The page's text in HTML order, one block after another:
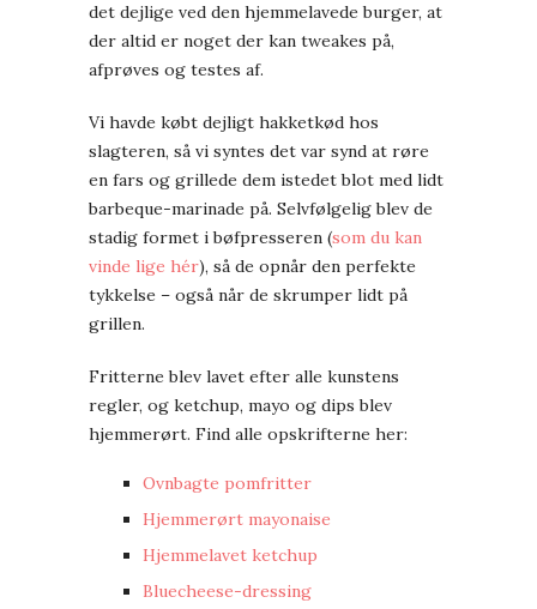
det dejlige ved den hjemmelavede burger, at
der altid er noget der kan tweakes på,
afprøves og testes af.
Vi havde købt dejligt hakketkød hos
slagteren, så vi syntes det var synd at røre
en fars og grillede dem istedet blot med lidt
barbeque-marinade på. Selvfølgelig blev de
stadig formet i bøfpresseren (som du kan
vinde lige hér), så de opnår den perfekte
tykkelse – også når de skrumper lidt på
grillen.
Fritterne blev lavet efter alle kunstens
regler, og ketchup, mayo og dips blev
hjemmerørt. Find alle opskrifterne her:
Ovnbagte pomfritter
Hjemmerørt mayonaise
Hjemmelavet ketchup
Bluecheese-dressing